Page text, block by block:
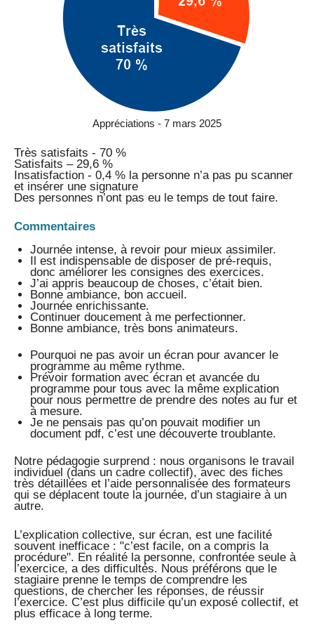
Appréciations - 7 mars 2025
Très satisfaits - 70 %
Satisfaits – 29,6 %
Insatisfaction - 0,4 % la personne n’a pas pu scanner
et insérer une signature
Des personnes n’ont pas eu le temps de tout faire.
Commentaires
Journée intense, à revoir pour mieux assimiler.
Il est indispensable de disposer de pré-requis,
donc améliorer les consignes des exercices.
J’ai appris beaucoup de choses, c’était bien.
Bonne ambiance, bon accueil.
Journée enrichissante.
Continuer doucement à me perfectionner.
Bonne ambiance, très bons animateurs.
Pourquoi ne pas avoir un écran pour avancer le
programme au même rythme.
Prévoir formation avec écran et avancée du
programme pour tous avec la même explication
pour nous permettre de prendre des notes au fur et
à mesure.
Je ne pensais pas qu’on pouvait modifier un
document pdf, c’est une découverte troublante.
Notre pédagogie surprend : nous organisons le travail
individuel (dans un cadre collectif), avec des fiches
très détaillées et l’aide personnalisée des formateurs
qui se déplacent toute la journée, d’un stagiaire à un
autre.
L’explication collective, sur écran, est une facilité
souvent inefficace : "c’est facile, on a compris la
procédure". En réalité la personne, confrontée seule à
l’exercice, a des difficultés. Nous préférons que le
stagiaire prenne le temps de comprendre les
questions, de chercher les réponses, de réussir
l’exercice. C’est plus difficile qu’un exposé collectif, et
plus efficace à long terme.